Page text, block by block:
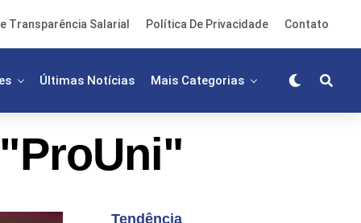
Transparência Salarial Política De Privacidade Contato
Últimas Notícias Mais Categorias
Tendência